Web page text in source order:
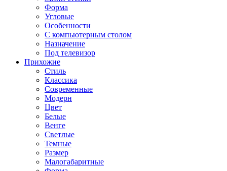
Форма
Угловые
Особенности
С компьютерным столом
Назначение
Под телевизор
Прихожие
Стиль
Классика
Современные
Модерн
Цвет
Белые
Венге
Светлые
Темные
Размер
Малогабаритные